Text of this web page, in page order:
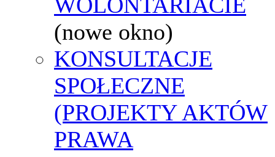
(nowe okno)
KONSULTACJE
SPOŁECZNE
(PROJEKTY AKTÓW
PRAWA